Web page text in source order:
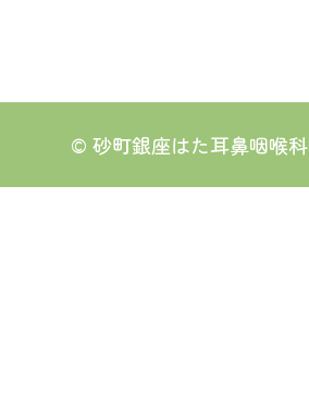
© 砂町銀座はた耳鼻咽喉科